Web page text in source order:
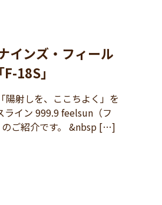
インズ・フィール
18S」
射しを、ここちよく」を
ライン 999.9 feelsun（フ
のご紹介です。 &nbsp […]